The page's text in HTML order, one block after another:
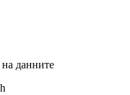
данните